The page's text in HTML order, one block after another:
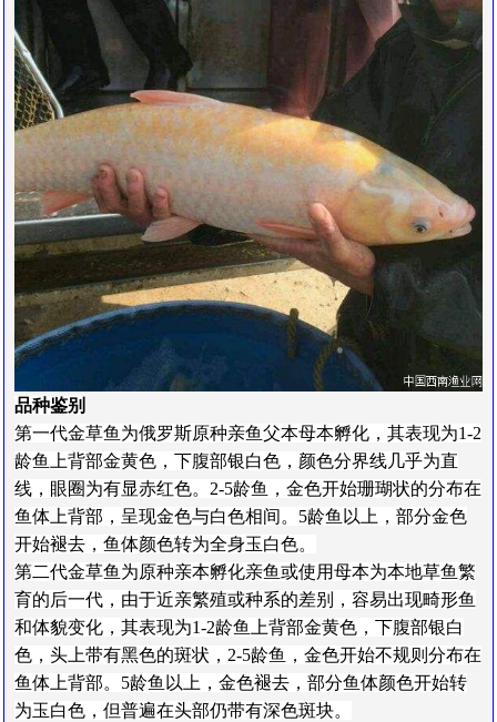
品种鉴别
第一代金草鱼为俄罗斯原种亲鱼父本母本孵化，其表现为1-2
龄鱼上背部金黄色，下腹部银白色，颜色分界线几乎为直
线，眼圈为有显赤红色。2-5龄鱼，金色开始珊瑚状的分布在
鱼体上背部，呈现金色与白色相间。5龄鱼以上，部分金色
开始褪去，鱼体颜色转为全身玉白色。
第二代金草鱼为原种亲本孵化亲鱼或使用母本为本地草鱼繁
育的后一代，由于近亲繁殖或种系的差别，容易出现畸形鱼
和体貌变化，其表现为1-2龄鱼上背部金黄色，下腹部银白
色，头上带有黑色的斑状，2-5龄鱼，金色开始不规则分布在
鱼体上背部。5龄鱼以上，金色褪去，部分鱼体颜色开始转
为玉白色，但普遍在头部仍带有深色斑块。